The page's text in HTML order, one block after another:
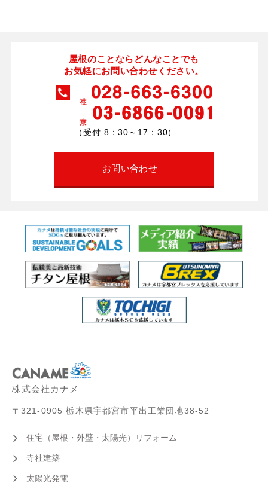
屋根のことならどんなことでも
お気軽にお問い合わせください。
（受付 8：30～17：30）
お問い合わせ
株式会社カナメ
〒321-0905 栃木県宇都宮市平出工業団地38-52
住宅（屋根・外壁・太陽光）リフォーム
寺社建築
太陽光発電